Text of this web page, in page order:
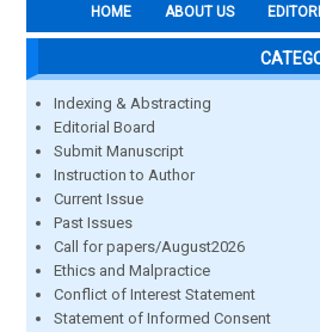
HOME ABOUT US
Indexing & Abstracting
Editorial Board
Submit Manuscript
Instruction to Author
Current Issue
Past Issues
Call for papers/August2026
Ethics and Malpractice
Conflict of Interest Statement
Statement of Informed Consent